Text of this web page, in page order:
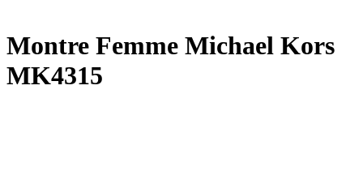
Montre Femme Michael Kors
MK4315